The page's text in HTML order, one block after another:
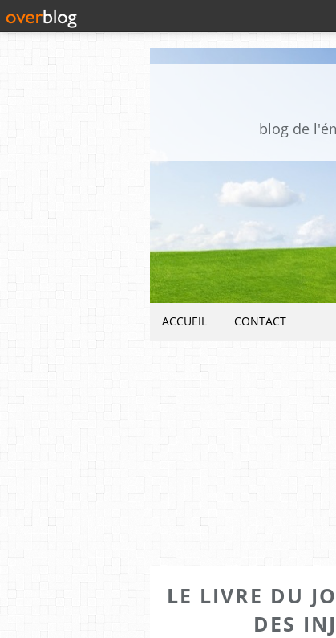
blog de
ACCUEIL CONTACT
LE LIVRE DU
DES